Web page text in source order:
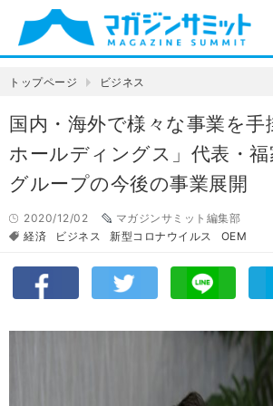
トップページ ビジネス
国内・海外で様々な事業を
ホールディングス」代表・福
グループの今後の事業展開
2020/12/02
マガジンサミット編集部
経済
ビジネス 新型コロナウイルス OEM